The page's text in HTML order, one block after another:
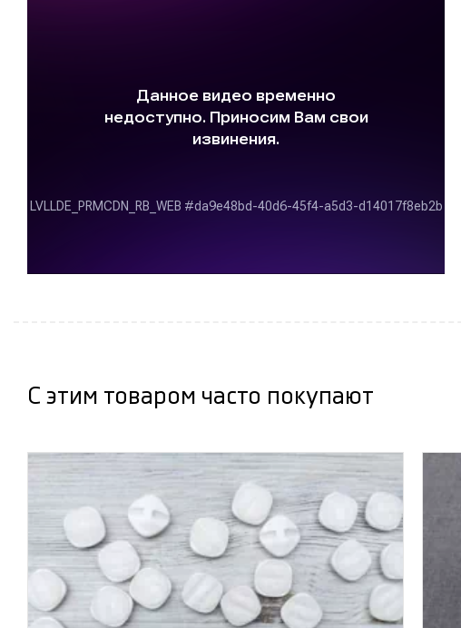
С этим товаром часто покупают